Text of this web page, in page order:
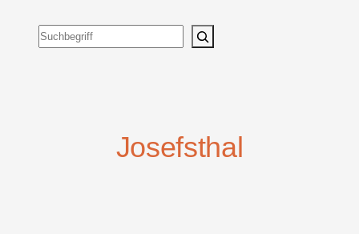
Suchen
Josefsthal